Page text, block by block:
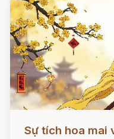
Sự tích hoa mai